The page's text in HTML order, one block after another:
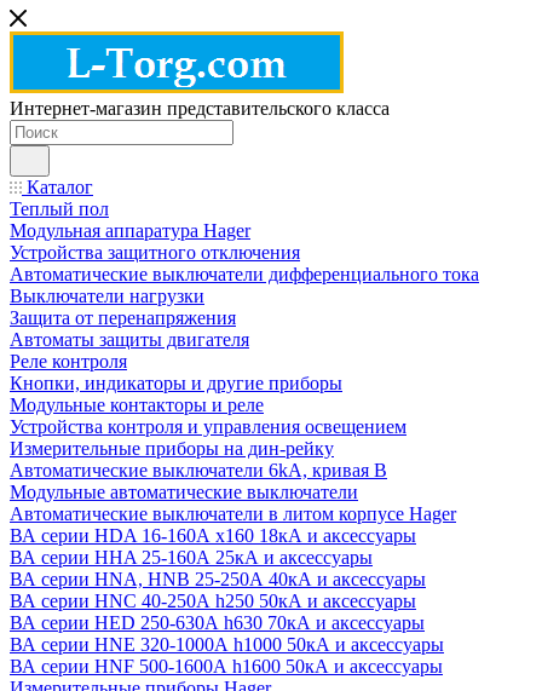
Интернет-магазин представительского класса
Каталог
Теплый пол
Модульная аппаратура Hager
Устройства защитного отключения
Автоматические выключатели дифференциального тока
Выключатели нагрузки
Защита от перенапряжения
Автоматы защиты двигателя
Реле контроля
Кнопки, индикаторы и другие приборы
Модульные контакторы и реле
Устройства контроля и управления освещением
Измерительные приборы на дин-рейку
Автоматические выключатели 6kA, кривая В
Модульные автоматические выключатели
Автоматические выключатели в литом корпусе Hager
ВА серии HDA 16-160А x160 18кА и аксессуары
ВА серии HHA 25-160А 25кА и аксессуары
ВА серии HNA, HNB 25-250А 40кА и аксессуары
ВА серии HNC 40-250А h250 50кА и аксессуары
ВА серии HED 250-630А h630 70кА и аксессуары
ВА серии HNE 320-1000А h1000 50кА и аксессуары
ВА серии HNF 500-1600А h1600 50кА и аксессуары